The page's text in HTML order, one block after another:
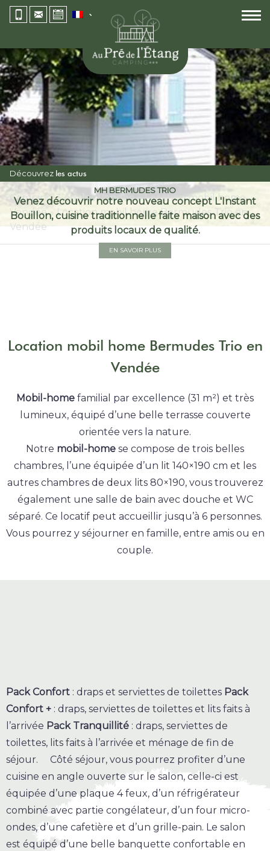
Découvrez les actus
MH BERMUDES TRIO
Venez découvrir notre nouveau concept L'Instant
Bouillon, cuisine traditionnelle faite maison avec des
produits locaux de qualité.
EN SAVOIR PLUS
Camping 3 étoiles Vendée»Location mobil home
Vendée»Location mobil home Bermudes Trio en
Vendée
Location mobil home Bermudes Trio en
Vendée
Mobil-home familial par excellence (31 m²) et très
lumineux, équipé d’une belle terrasse couverte
orientée vers la nature.
Notre mobil-home se compose de trois belles
chambres, l’une équipée d’un lit 140×190 cm et les
autres chambres de deux lits 80×190, vous trouverez
également une salle de bain avec douche et WC
séparé. Ce locatif peut accueillir jusqu’à 6 personnes.
Vous pourrez y séjourner en famille, entre amis ou en
couple.
Pack Confort : draps et serviettes de toilettes Pack
Confort + : draps, serviettes de toilettes et lits faits à
l’arrivée Pack Tranquillité : draps, serviettes de
toilettes, lits faits à l’arrivée et ménage de fin de
séjour. Côté séjour, vous pourrez profiter d’une
cuisine en angle ouverte sur le salon, celle-ci est
équipée d’une plaque 4 feux, d’un réfrigérateur
combiné avec partie congélateur, d’un four micro-
ondes, d’une cafetière et d’un grille-pain. Le salon
est équipé d’une belle banquette confortable en